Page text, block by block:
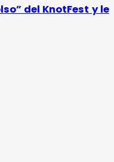
del KnotFest y le